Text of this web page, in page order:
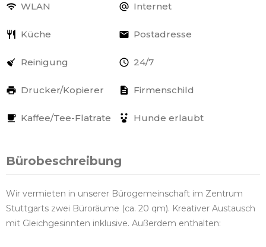
WLAN Internet
Küche Postadresse
Reinigung 24/7
Drucker/Kopierer Firmenschild
Kaffee/Tee-Flatrate Hunde erlaubt
Bürobeschreibung
Wir vermieten in unserer Bürogemeinschaft im Zentrum
Stuttgarts zwei Büroräume (ca. 20 qm). Kreativer Austausch
mit Gleichgesinnten inklusive. Außerdem enthalten: